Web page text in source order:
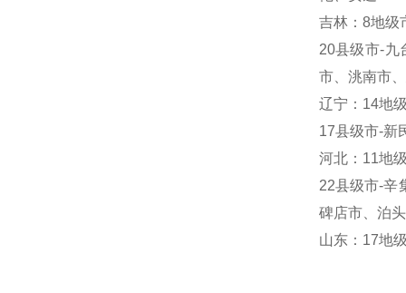
吉林：8地级
20县级市-九
市、洮南市
辽宁：14地
17县级市-新
河北：11地
22县级市-辛
碑店市、泊
山东：17地